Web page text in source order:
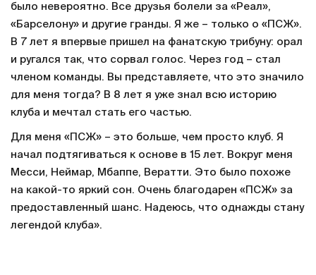
было невероятно. Все друзья болели за «Реал»,
«Барселону» и другие гранды. Я же – только о «ПСЖ».
В 7 лет я впервые пришел на фанатскую трибуну: орал
и ругался так, что сорвал голос. Через год – стал
членом команды. Вы представляете, что это значило
для меня тогда? В 8 лет я уже знал всю историю
клуба и мечтал стать его частью.
Для меня «ПСЖ» – это больше, чем просто клуб. Я
начал подтягиваться к основе в 15 лет. Вокруг меня
Месси, Неймар, Мбаппе, Вератти. Это было похоже
на какой-то яркий сон. Очень благодарен «ПСЖ» за
предоставленный шанс. Надеюсь, что однажды стану
легендой клуба».